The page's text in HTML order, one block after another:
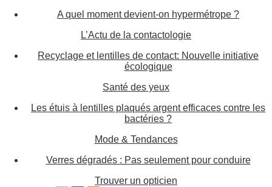
A quel moment devient-on hypermétrope ?
L’Actu de la contactologie
Recyclage et lentilles de contact: Nouvelle initiative
écologique
Santé des yeux
Les étuis à lentilles plaqués argent efficaces contre les
bactéries ?
Mode & Tendances
Verres dégradés : Pas seulement pour conduire
Trouver un opticien